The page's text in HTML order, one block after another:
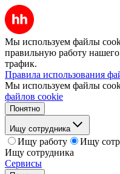
Мы используем файлы
правильную работу нашего
трафик.
Правила использования
Мы используем файлы
файлов cookie
Понятно
Ищу сотрудника
Ищу работу
Ищу
Ищу сотрудника
Сервисы